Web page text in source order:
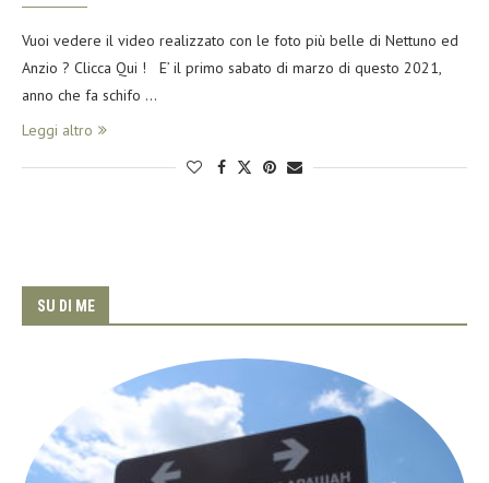
Vuoi vedere il video realizzato con le foto più belle di Nettuno ed
Anzio ? Clicca Qui ! E’ il primo sabato di marzo di questo 2021,
anno che fa schifo …
Leggi altro
SU DI ME